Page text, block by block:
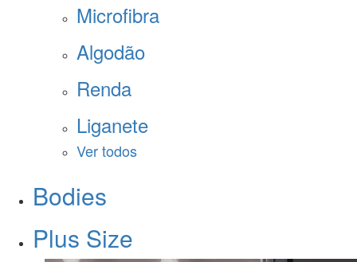
Microfibra
Algodão
Renda
Liganete
Ver todos
Bodies
Plus Size